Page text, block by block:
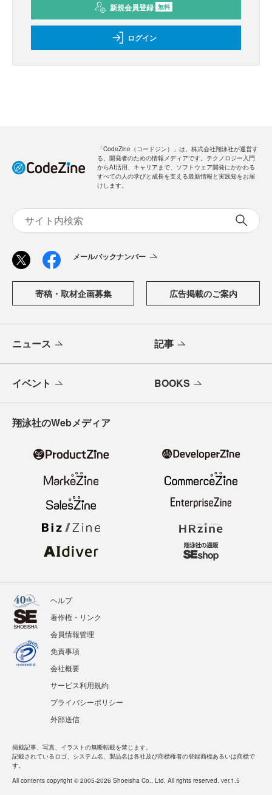
新規会員登録 無料
ログイン
「CodeZine（コードジン）」は、株式会社翔泳社が運営す
る、開発者のための情報メディアです。テクノロジー入門
からAI活用、キャリアまで、ソフトウェア開発にかかわる
すべての人の学びと成長を支える最新情報と実践知をお届
けします。
メールバックナンバー
寄稿・取材企画募集 広告掲載のご案内
ニュース 記事
イベント BOOKS
翔泳社のWebメディア
ヘルプ
著作権・リンク
会員情報管理
免責事項
会社概要
サービス利用規約
プライバシーポリシー
外部送信
掲載記事、写真、イラストの無断転載を禁じます。
記載されているロゴ、システム名、製品名は各社及び商標権者の登録商標あるいは商標で
す。
All contents copyright © 2005-2026 Shoeisha Co., Ltd. All rights reserved. ver.1.5